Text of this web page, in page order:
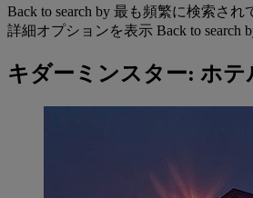
Back to search by 最も頻繁に検索され
詳細オプションを表示 Back to search
キダーミンスター: ホテ